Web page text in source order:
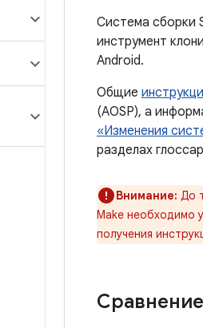
Система сборки
инструмент
Android.
Общие
(AOSP), а
«Изменения
разделах
Внимание: До
Make необходимо
получения